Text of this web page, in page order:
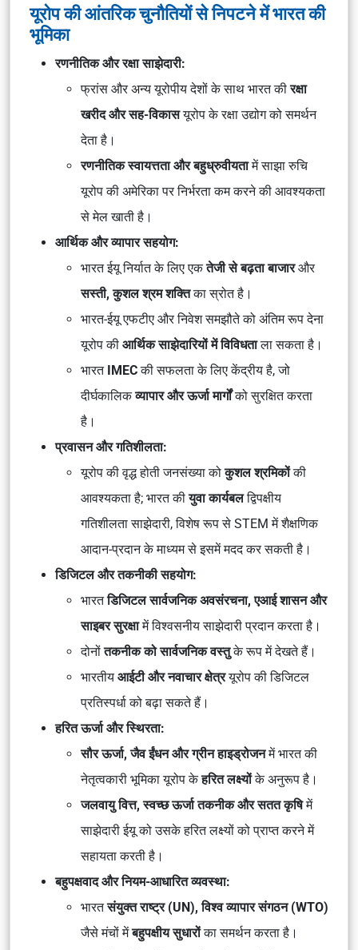
यूरोप की आंतरिक चुनौतियों से निपटने में भारत की
भूमिका
रणनीतिक और रक्षा साझेदारी:
फ्रांस और अन्य यूरोपीय देशों के साथ भारत कीरक्षा
खरीद और सह-विकासयूरोप के रक्षा उद्योग को समर्थन
देता है।
रणनीतिक स्वायत्तता और बहुध्रुवीयतामें साझा रुचि
यूरोप की अमेरिका पर निर्भरता कम करने की आवश्यकता
से मेल खाती है।
आर्थिक और व्यापार सहयोग:
भारत ईयू निर्यात के लिए एकतेजी से बढ़ता बाजारऔर
सस्ती, कुशल श्रम शक्तिका स्रोत है।
भारत-ईयू एफटीए और निवेश समझौते को अंतिम रूप देना
यूरोप की आर्थिक साझेदारियों में विविधताला सकता है।
भारत IMECकी सफलता के लिए केंद्रीय है, जो
दीर्घकालिकव्यापार और ऊर्जा मार्गोंको सुरक्षित करता
है।
प्रवासन और गतिशीलता:
यूरोप की वृद्ध होती जनसंख्या कोकुशल श्रमिकोंकी
आवश्यकता है; भारत कीयुवा कार्यबलद्विपक्षीय
गतिशीलता साझेदारी, विशेष रूप से STEM में शैक्षणिक
आदान-प्रदान के माध्यम से इसमें मदद कर सकती है।
डिजिटल और तकनीकी सहयोग:
भारतडिजिटल सार्वजनिक अवसंरचना, एआई शासन और
साइबर सुरक्षामें विश्वसनीय साझेदारी प्रदान करता है।
दोनोंतकनीक को सार्वजनिक वस्तुके रूप में देखते हैं।
भारतीय आईटी और नवाचार क्षेत्रयूरोप की डिजिटल
प्रतिस्पर्धा को बढ़ा सकते हैं।
हरित ऊर्जा और स्थिरता:
सौर ऊर्जा, जैव ईंधन और ग्रीन हाइड्रोजनमें भारत की
नेतृत्वकारी भूमिका यूरोप केहरित लक्ष्योंके अनुरूप है।
जलवायु वित्त, स्वच्छ ऊर्जा तकनीक और सतत कृषिमें
साझेदारी ईयू को उसके हरित लक्ष्यों को प्राप्त करने में
सहायता करती है।
बहुपक्षवाद और नियम-आधारित व्यवस्था:
भारतसंयुक्त राष्ट्र (UN), विश्व व्यापार संगठन (WTO)
जैसे मंचों मेंबहुपक्षीय सुधारोंका समर्थन करता है।